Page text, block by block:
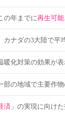
の年までに再生可
カナダの3大陸で平
化対策の効果が
部の地域で主要作
済 」の実現に向け